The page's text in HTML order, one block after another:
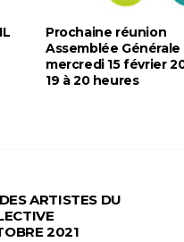
Prochaine réunion
Assemblée Générale
mercredi 15 février
19 à 20 heures
ARTISTES DU
2021